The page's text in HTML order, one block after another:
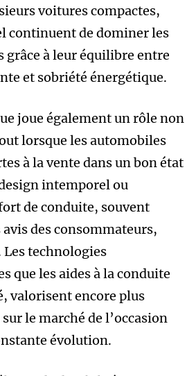
voitures compactes,
continuent de dominer les
grâce à leur équilibre entre
et sobriété énergétique.
joue également un rôle non
lorsque les automobiles
à la vente dans un bon état
intemporel ou
de conduite, souvent
des consommateurs,
technologies
que les aides à la conduite
valorisent encore plus
le marché de l’occasion
évolution.